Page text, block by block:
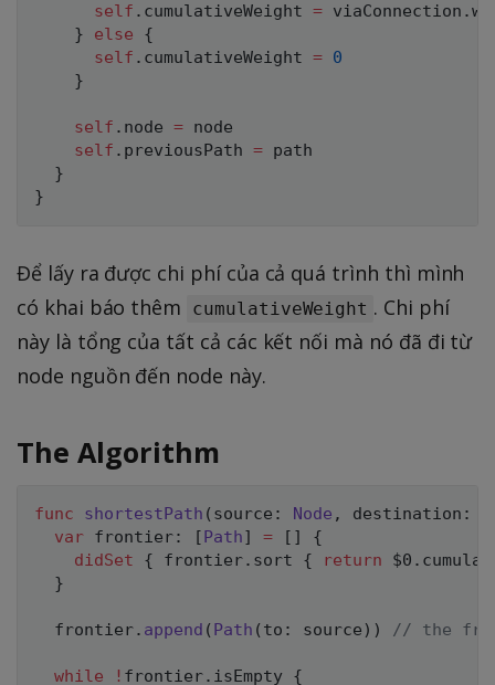
self . cumulativeWeight = viaConnection .
}
else
{
self . cumulativeWeight = 0
}
self . node = node
self . previousPath = path
}
}
Để lấy ra được chi phí của cả quá trình thì mình
có khai báo thêm
cumulativeWeight . Chi phí
này là tổng của tất cả các kết nối mà nó đã đi từ
node nguồn đến node này.
The Algorithm
func shortestPath ( source : Node , destination :
var frontier: [ Path] = [ ]
{
didSet
{ frontier. sort { return $0 .
}
  frontier
. append ( Path ( to : source ) ) // the
while ! frontier. isEmpty {